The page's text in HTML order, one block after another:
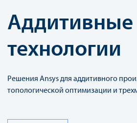
Аддитивные
технологии
Решения Ansys для аддитивного
топологической оптимизации и